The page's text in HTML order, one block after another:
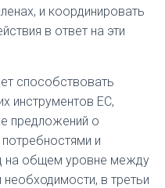
и координировать
в ответ на эти
способствовать
инструментов ЕС,
предложений о
и
на общем уровне между
в третьи